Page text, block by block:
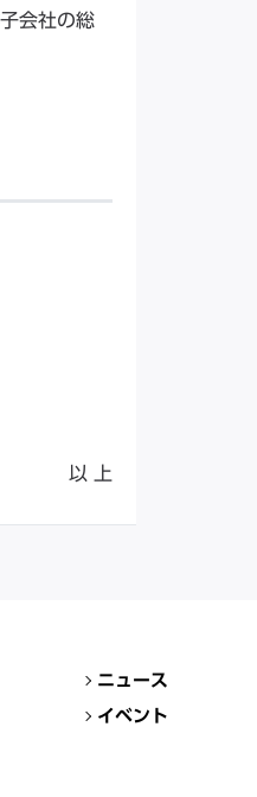
会社の総
以 上
ニュース
イベント